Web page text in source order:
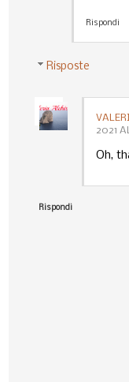
Rispondi
Risposte
2021
Oh,
Rispondi